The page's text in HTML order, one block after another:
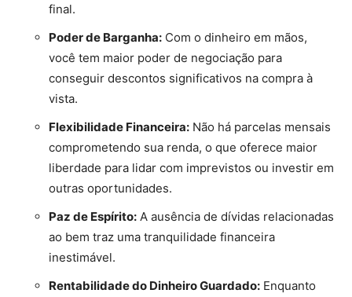
final.
Poder de Barganha: Com o dinheiro em mãos,
você tem maior poder de negociação para
conseguir descontos significativos na compra à
vista.
Flexibilidade Financeira: Não há parcelas mensais
comprometendo sua renda, o que oferece maior
liberdade para lidar com imprevistos ou investir em
outras oportunidades.
Paz de Espírito: A ausência de dívidas relacionadas
ao bem traz uma tranquilidade financeira
inestimável.
Rentabilidade do Dinheiro Guardado: Enquanto